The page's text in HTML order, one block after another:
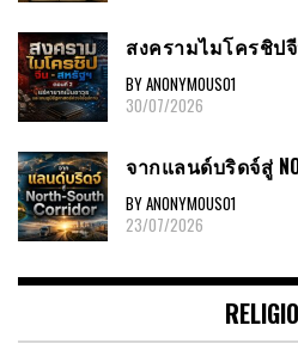
สงครามไมโครชิป
BY ANONYMOUS01
30/07/2026
จากแลนด์บริดจ์สู่
BY ANONYMOUS01
23/07/2026